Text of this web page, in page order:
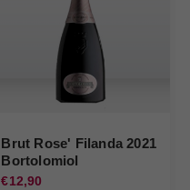
Brut Rose' Filanda 2021
Bortolomiol
€12,90